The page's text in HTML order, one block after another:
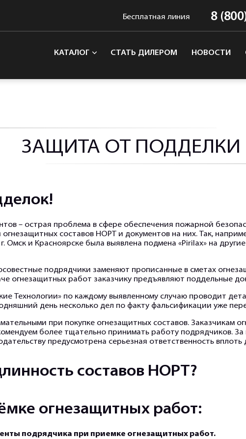
КАТАЛОГ СТАТЬ ДИЛЕРОМ НОВОСТИ
Бесплатная линия 8
ЗАЩИТА ОТ ПОДДЕЛКИ
– острая проблема в сфере обеспечения пожарной
огнезащитных составов НОРТ и документов на них. Так,
Омск и Красноярске была выявлена подмена «Pirilax» на
подрядчики заменяют прописанные в сметах
огнезащитных работ заказчику предъявляют поддельные
Технологии» по каждому выявленному случаю проводит
день несколько дел по факту фальсификации уже
при покупке огнезащитных составов. Заказчикам
более тщательно принимать работу подрядчиков.
предусмотрена серьезная ответственность вплоть
составов НОРТ?
огнезащитных работ:
подрядчика при приемке огнезащитных работ.